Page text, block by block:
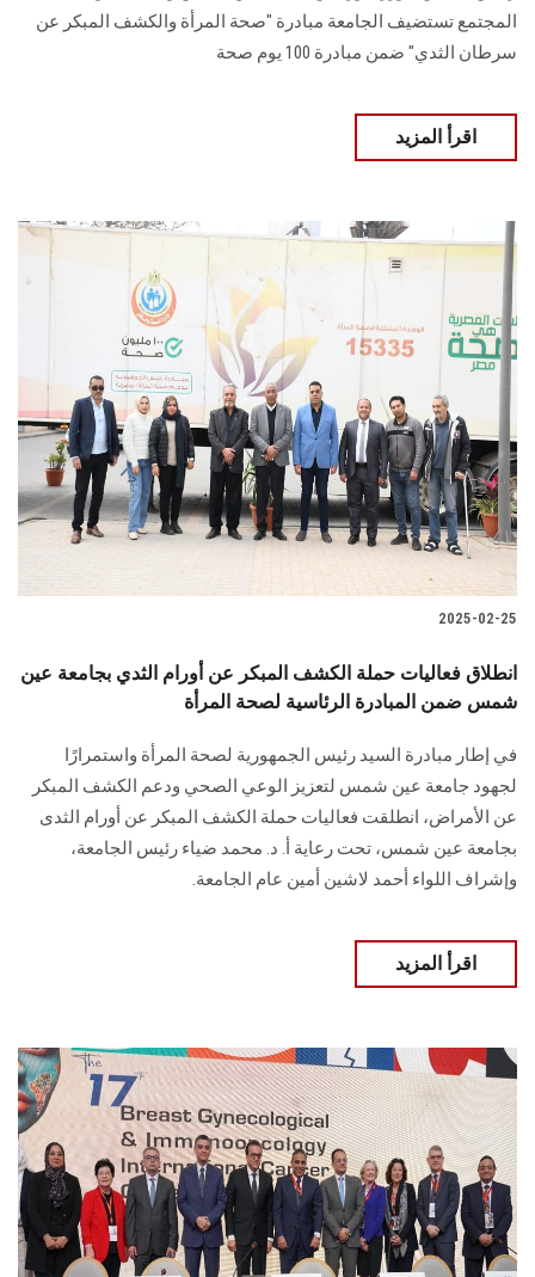
المجتمع تستضيف الجامعة مبادرة "صحة المرأة والكشف المبكر عن
سرطان الثدي" ضمن مبادرة 100 يوم صحة
اقرأ المزيد
2025-02-25
انطلاق فعاليات حملة الكشف المبكر عن أورام الثدي بجامعة عين
شمس ضمن المبادرة الرئاسية لصحة المرأة
في إطار مبادرة السيد رئيس الجمهورية لصحة المرأة واستمرارًا
لجهود جامعة عين شمس لتعزيز الوعي الصحي ودعم الكشف المبكر
عن الأمراض، انطلقت فعاليات حملة الكشف المبكر عن أورام الثدى
بجامعة عين شمس، تحت رعاية أ. د. محمد ضياء رئيس الجامعة،
وإشراف اللواء أحمد لاشين أمين عام الجامعة.
اقرأ المزيد